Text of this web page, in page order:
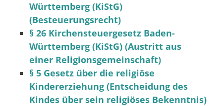
Württemberg (KiStG)
(Besteuerungsrecht)
§ 26 Kirchensteuergesetz Baden-
Württemberg (KiStG) (Austritt aus
einer Religionsgemeinschaft)
§ 5 Gesetz über die religiöse
Kindererziehung (Entscheidung des
Kindes über sein religiöses Bekenntnis)